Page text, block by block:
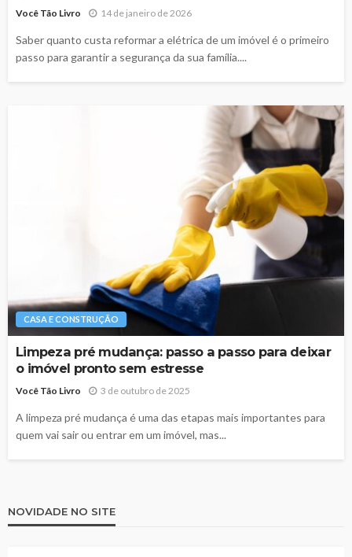
Você Tão Livro 14 de janeiro de 2026
Saber quanto custa reformar a elétrica de um imóvel é o primeiro
passo para garantir a segurança da sua família....
CASA E CONSTRUÇÃO
Limpeza pré mudança: passo a passo para deixar
o imóvel pronto sem estresse
Você Tão Livro 3 de outubro de 2025
A limpeza pré mudança é uma das etapas mais importantes para
quem vai sair ou entrar em um imóvel, mas...
NOVIDADE NO SITE